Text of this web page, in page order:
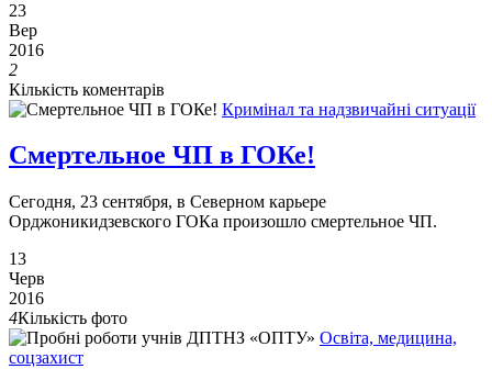
23
Вер
2016
2
Кількість коментарів
Кримінал та надзвичайні ситуації
Смертельное ЧП в ГОКе!
Сегодня, 23 сентября, в Северном карьере
Орджоникидзевского ГОКа произошло смертельное ЧП.
13
Черв
2016
4Кількість фото
Освіта, медицина,
соцзахист